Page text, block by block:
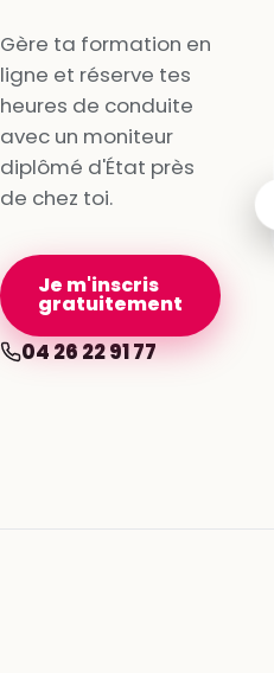
Gère ta formation en
ligne et réserve tes
heures de conduite
avec un moniteur
diplômé d'État près
de chez toi.
Je m'inscris
gratuitement
04 26 22 91 77